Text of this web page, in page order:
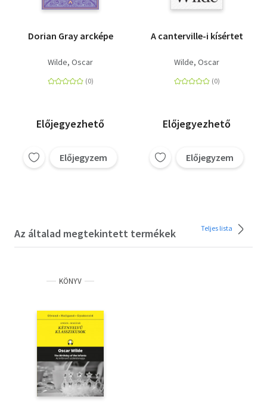
Dorian Gray arcképe
Wilde, Oscar
Előjegyezhető
Előjegyzem
A canterville-i kísértet
Wilde, Oscar
Előjegyezhető
Előjegyzem
Az általad megtekintett termékek Teljes lista
KÖNYV